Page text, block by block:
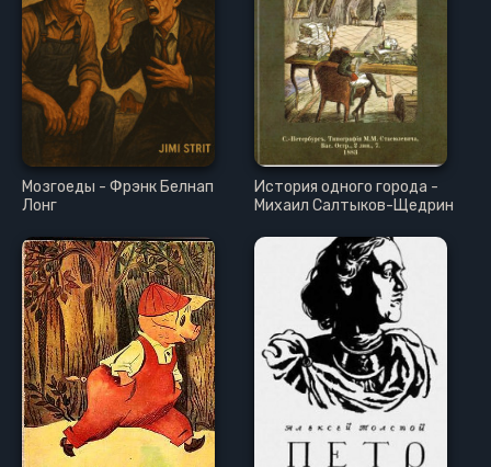
Мозгоеды - Фрэнк Белнап
Лонг
История одного города -
Михаил Салтыков-Щедрин